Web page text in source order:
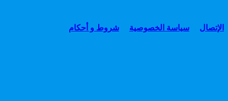
الإتصال سياسة الخصوصية شروط و أحكام